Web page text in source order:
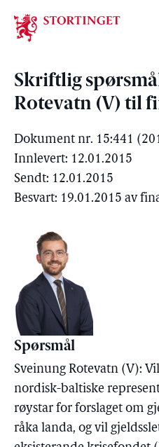
Stortinget.no
Skriftlig
Rotevatn (V) til
Dokument nr. 15:441
Innlevert: 12.01.2015
Sendt: 12.01.2015
Besvart: 19.01.2015 av
Spørsmål
Sveinung Rotevatn (V):
nordisk-baltiske
røystar for forslaget om
råka landa, og vil